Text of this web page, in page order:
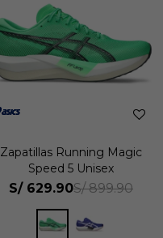
Zapatillas Running Magic
Speed 5 Unisex
S/ 629.90S/ 899.90